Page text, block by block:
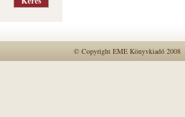
© Copyright EME Könyvkiadó 2008